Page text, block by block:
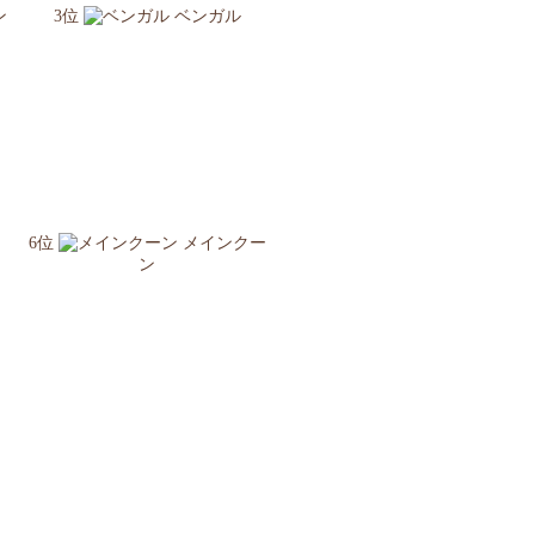
3位 ベンガル
6位
メインクー
ン